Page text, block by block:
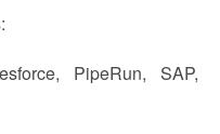
PipeRun, SAP,